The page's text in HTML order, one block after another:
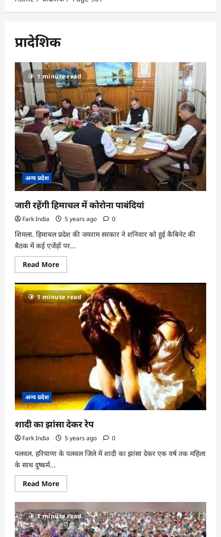
प्रादेशिक
1 minute read
अन्य प्रदेश
जारी रहेंगी हिमाचल में कोरोना पाबंदियां
Fark India 5 years ago 0
शिमला. हिमाचल प्रदेश की जयराम सरकार ने शनिवार को हुई कैबिनेट की
बैठक में कई एजेंड़ों पर...
Read MoreRead
more
जारी
रहेंगी
हिमाचल
में
कोरोना
पाबंदियां
1 minute read
अन्य प्रदेश
शादी का झांसा देकर रेप
Fark India 5 years ago 0
पलवल. हरियाणा के पलवल जिले में शादी का झांसा देकर एक वर्ष तक महिला
के साथ दुष्कर्म...
Read MoreRead
more
शादी
का
झांसा
देकर
रेप
1 minute read